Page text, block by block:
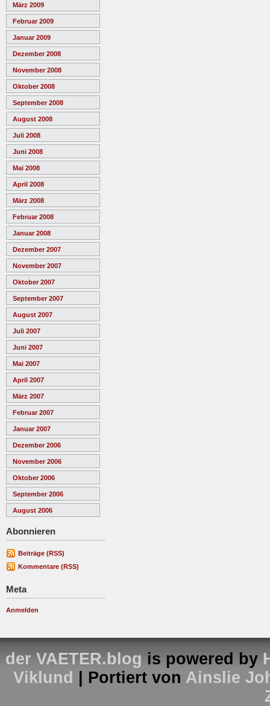
März 2009
Februar 2009
Januar 2009
Dezember 2008
November 2008
Oktober 2008
September 2008
August 2008
Juli 2008
Juni 2008
Mai 2008
April 2008
März 2008
Februar 2008
Januar 2008
Dezember 2007
November 2007
Oktober 2007
September 2007
August 2007
Juli 2007
Juni 2007
Mai 2007
April 2007
März 2007
Februar 2007
Januar 2007
Dezember 2006
November 2006
Oktober 2006
September 2006
August 2006
Abonnieren
Beiträge (RSS)
Kommentare (RSS)
Meta
Anmelden
der VAETER.blog is powered by
Viklund
| Portiert von Ainslie